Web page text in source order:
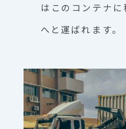
はこのコンテナ
へと運ばれます。